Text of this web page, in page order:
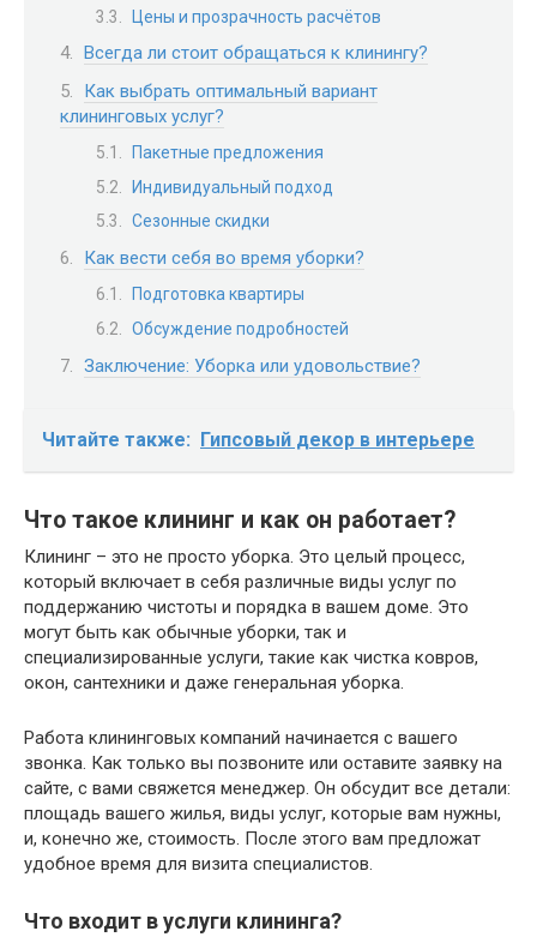
Цены и прозрачность расчётов
Всегда ли стоит обращаться к клинингу?
Как выбрать оптимальный вариант
клининговых услуг?
Пакетные предложения
Индивидуальный подход
Сезонные скидки
Как вести себя во время уборки?
Подготовка квартиры
Обсуждение подробностей
Заключение: Уборка или удовольствие?
Читайте также: Гипсовый декор в интерьере
Что такое клининг и как он работает?
Клининг – это не просто уборка. Это целый процесс,
который включает в себя различные виды услуг по
поддержанию чистоты и порядка в вашем доме. Это
могут быть как обычные уборки, так и
специализированные услуги, такие как чистка ковров,
окон, сантехники и даже генеральная уборка.
Работа клининговых компаний начинается с вашего
звонка. Как только вы позвоните или оставите заявку на
сайте, с вами свяжется менеджер. Он обсудит все детали:
площадь вашего жилья, виды услуг, которые вам нужны,
и, конечно же, стоимость. После этого вам предложат
удобное время для визита специалистов.
Что входит в услуги клининга?